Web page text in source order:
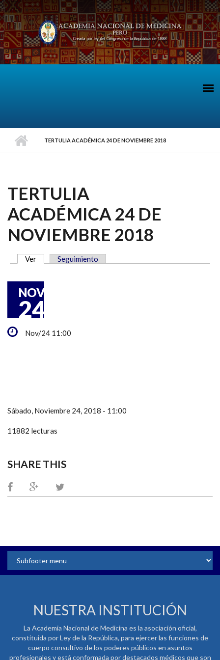
Pasar al contenido principal
TERTULIA ACADÉMICA 24 DE NOVIEMBRE 2018
TERTULIA
ACADÉMICA 24 DE
NOVIEMBRE 2018
Ver (solapa activa)
Seguimiento
NOV
24
Nov/24 11:00
Sábado, Noviembre 24, 2018 - 11:00
11882 lecturas
SHARE THIS
NUESTRA INSTITUCIÓN
La Academia Nacional de Medicina es la asociación oficial,
constituida por Ley de la República, para ejercer las funciones de
cuerpo consultivo de los poderes públicos en asuntos
profesionales y está conformada por destacados médicos que son